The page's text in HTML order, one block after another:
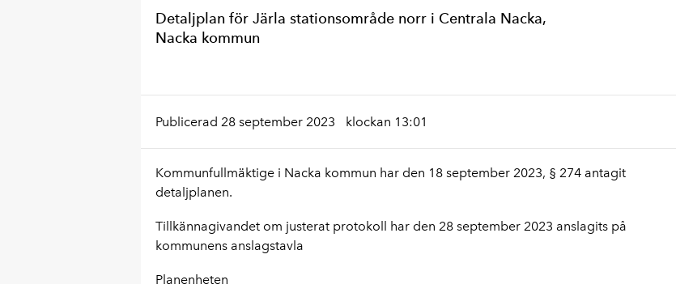
Detaljplan för Järla stationsområde norr i Centrala Nacka,
Nacka kommun
Publicerad 28 september 2023 klockan 13:01
Kommunfullmäktige i Nacka kommun har den 18 september 2023, § 274 antagit
detaljplanen.
Tillkännagivandet om justerat protokoll har den 28 september 2023 anslagits på
kommunens anslagstavla
Planenheten